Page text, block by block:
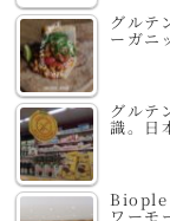
グルテ
ーガニ
グルテ
識。日
Biople
ワーモ